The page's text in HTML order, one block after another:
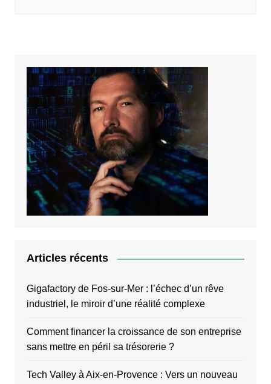
Articles récents
Gigafactory de Fos-sur-Mer : l’échec d’un rêve
industriel, le miroir d’une réalité complexe
Comment financer la croissance de son entreprise
sans mettre en péril sa trésorerie ?
Tech Valley à Aix-en-Provence : Vers un nouveau